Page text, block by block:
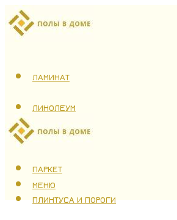
ЛАМИНАТ
ЛИНОЛЕУМ
ТЕПЛЫЙ ПОЛ
ПАРКЕТ
ПЛИНТУСА И ПОРОГИ
МЕНЮ